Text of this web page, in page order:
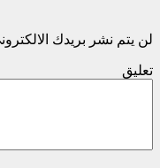
لن يتم نشر بريدك
تعليق